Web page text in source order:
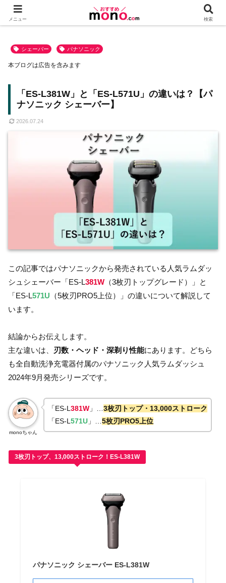
シェーバー パナソニック
「ES-L381W」と「ES-L571U」の違いは？【パ
ナソニック シェーバー】
2026.07.24
本ブログは広告を含みます
この記事ではパナソニックから発売されている人気ラムダッ
シュシェーバー「ES-L381W （3枚刃トップグレード）」と
「ES-L571U （5枚刃PRO5上位）」の違いについて解説して
います。
結論からお伝えします。
主な違いは、 刃数・ヘッド・深剃り性能にあります。どちら
も全自動洗浄充電器付属のパナソニック人気ラムダッシュ
2024年9月発売シリーズです。
monoちゃん
「ES-L 381W 」… 3枚刃トップ・13,000ストローク
「ES-L 571U 」… 5枚刃PRO5上位
3枚刃トップ、13,000ストローク！ES-L381W
パナソニック シェーバー ES-L381W
メニュー 検索